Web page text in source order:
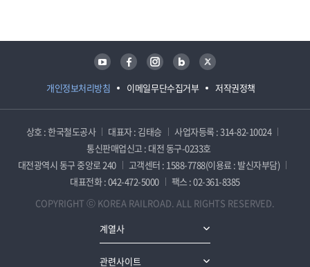
개인정보처리방침 이메일무단수집거부 저작권정책
유튜브 페이스북 인스타그램 블로그 트위터
상호 : 한국철도공사 대표자 : 김태승
사업자등록 : 314-82-10024
통신판매업신고 : 대전 동구-0233호
대전광역시 동구 중앙로 240
고객센터 : 1588-7788(이용료 : 발신자부담)
대표전화 : 042-472-5000
팩스 : 02-361-8385
COPYRIGHT ⓒ KOREA RAILROAD. ALL RIGHTS RESERVED.
계열사
관련사이트